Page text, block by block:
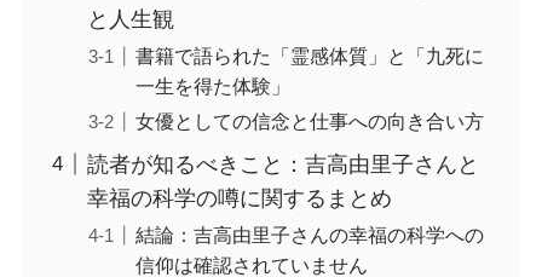
と人生観
書籍で語られた「霊感体質」と「九死に
一生を得た体験」
女優としての信念と仕事への向き合い方
読者が知るべきこと：吉高由里子さんと
幸福の科学の噂に関するまとめ
結論：吉高由里子さんの幸福の科学への
信仰は確認されていません